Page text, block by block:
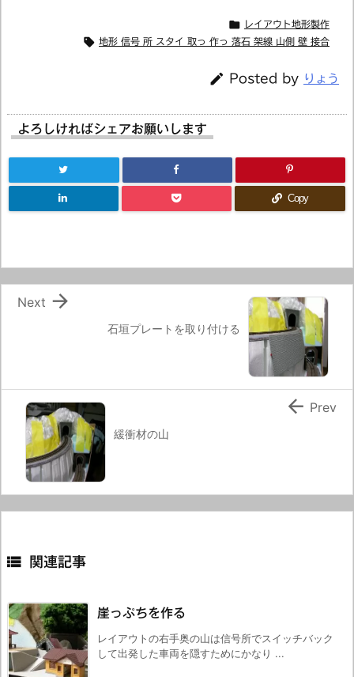
 レイアウト地形製作
 地形 信号 所 スタイ 取っ 作っ 落石 架線 山側 壁 接合
 Posted by りょう
よろしければシェアお願いします
Copy
石垣プレートを取り付ける

Next
緩衝材の山
 Prev
 関連記事
崖っぷちを作る
レイアウトの右手奥の山は信号所でスイッチバック
して出発した車両を隠すためにかなり ...